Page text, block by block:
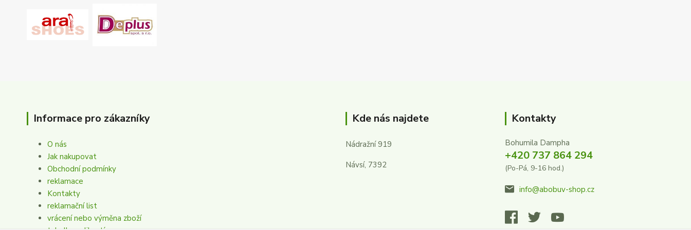
Informace pro zákazníky
O nás
Jak nakupovat
Obchodní podmínky
reklamace
Kontakty
reklamační list
vrácení nebo výměna zboží
Kde nás najdete
Nádražní 919
Návsí, 7392
Kontakty
Bohumila Dampha
+420 737 864 294
(Po-Pá, 9-16 hod.)
info@abobuv-shop.cz